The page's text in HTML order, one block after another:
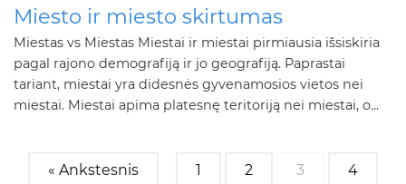
Miesto ir miesto skirtumas
Miestas vs Miestas Miestai ir miestai pirmiausia išsiskiria
pagal rajono demografiją ir jo geografiją. Paprastai
tariant, miestai yra didesnės gyvenamosios vietos nei
miestai. Miestai apima platesnę teritoriją nei miestai, o...
« Ankstesnis 1 2 3 4